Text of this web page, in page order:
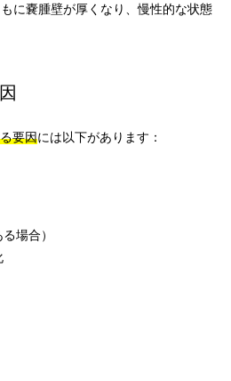
に嚢腫壁が厚くなり、慢性的な状態
要因には以下があります：
場合）